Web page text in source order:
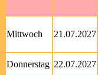
Mittwoch 21.07.2027
Donnerstag 22.07.2027